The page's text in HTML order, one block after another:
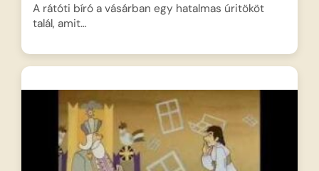
A rátóti bíró a vásárban egy hatalmas úritököt
talál, amit…